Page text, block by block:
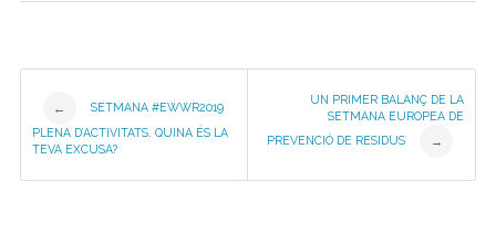
Post
navigation
←
SETMANA #EWWR2019
PLENA D’ACTIVITATS. QUINA ÉS LA
TEVA EXCUSA?
UN PRIMER BALANÇ DE LA
SETMANA EUROPEA DE
PREVENCIÓ DE RESIDUS
→